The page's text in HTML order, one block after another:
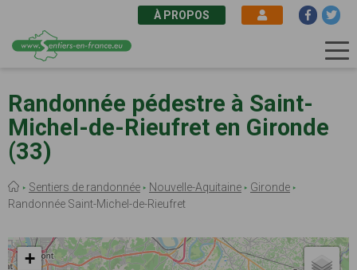
au
contenu
principal
À PROPOS
Randonnée pédestre à Saint-
Michel-de-Rieufret en Gironde
(33)
Fil
d'Ariane
Sentiers de randonnée Nouvelle-Aquitaine
Gironde
Randonnée Saint-Michel-de-Rieufret
+